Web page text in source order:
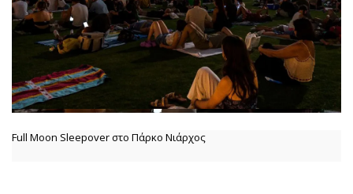
Full Moon Sleepover στο Πάρκο Νιάρχος